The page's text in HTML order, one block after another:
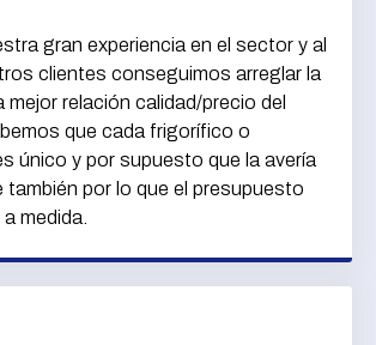
gran experiencia en el sector y al
clientes conseguimos arreglar la
mejor relación calidad/precio del
que cada frigorífico o
único y por supuesto que la avería
también por lo que el presupuesto
medida.